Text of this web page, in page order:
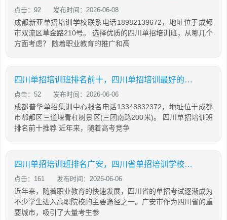
点击：92 发布时间：2026-06-08
成都新亚单招培训学校联系电话18982139672，地址位于成都
市双流区草金路210号。 选择优质的四川单招培训班，从哪几个
方面考虑？ 随着职业教育的推广和高
四川单招培训班排名前十，四川单招培训最好的学校
点击：52 发布时间：2026-06-06
成都普华单招集训中心报名电话13348832372，地址位于成都
市郫都区三道堰青杠树景区(三团南路200米)。 四川单招培训班
排名前十推荐 近年来，随着高考竞争
四川单招培训班排名广安，四川省单招培训学校排名
点击：161 发布时间：2026-06-06
近年来，随着职业教育的快速发展，四川省的单招考试逐渐成为
不少学生进入高职院校的主要途径之一。广安市作为四川省的重
要城市，吸引了大量考生参